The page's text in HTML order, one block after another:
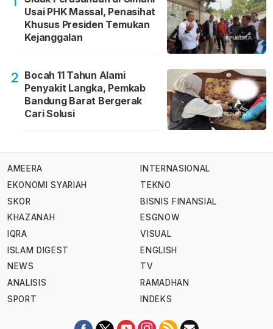
Usai PHK Massal, Penasihat
Khusus Presiden Temukan
Kejanggalan
2 Bocah 11 Tahun Alami
Penyakit Langka, Pemkab
Bandung Barat Bergerak
Cari Solusi
AMEERA
EKONOMI SYARIAH
SKOR
KHAZANAH
IQRA
ISLAM DIGEST
NEWS
ANALISIS
SPORT
INTERNASIONAL
TEKNO
BISNIS FINANSIAL
ESGNOW
VISUAL
ENGLISH
TV
RAMADHAN
INDEKS